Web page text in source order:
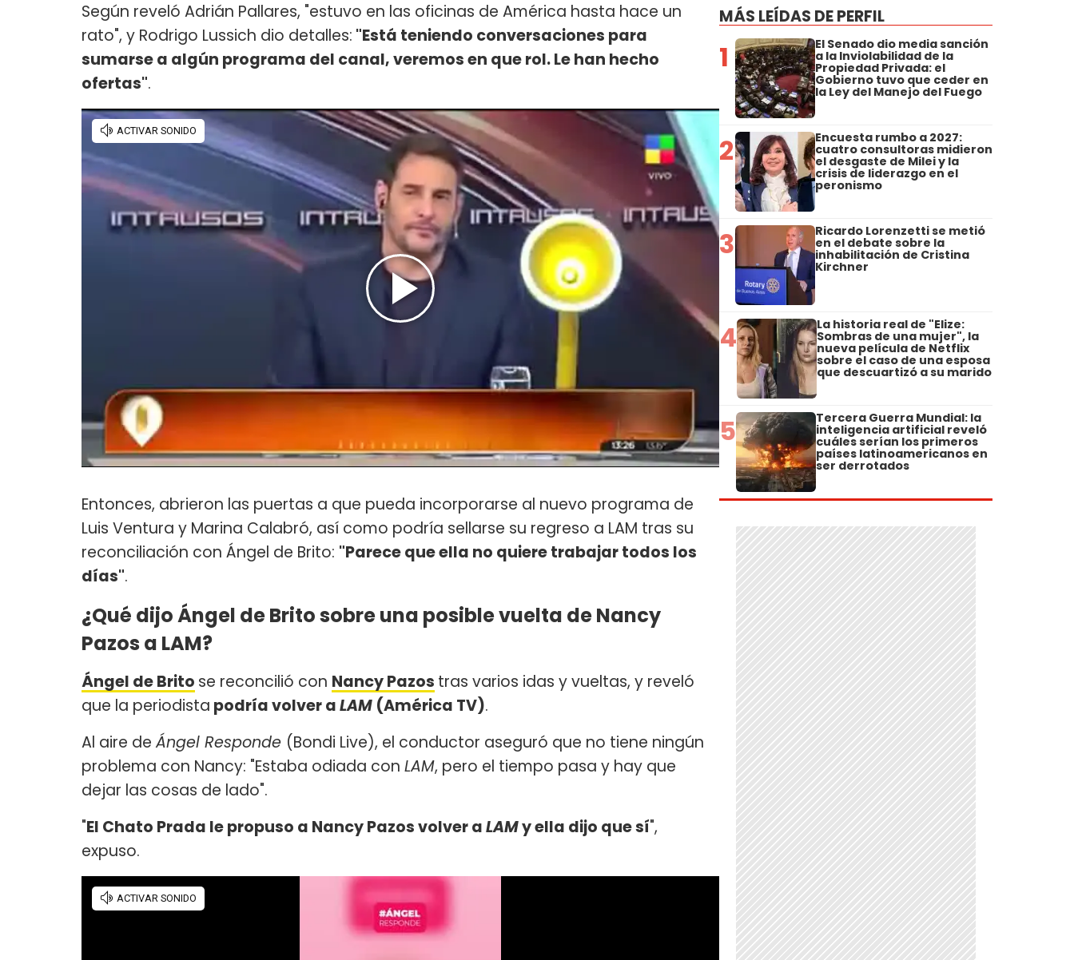
Según reveló Adrián Pallares, "estuvo en las oficinas de América hasta hace un
rato", y Rodrigo Lussich dio detalles: "Está teniendo conversaciones para
sumarse a algún programa del canal, veremos en que rol. Le han hecho
ofertas".
Entonces, abrieron las puertas a que pueda incorporarse al nuevo programa de
Luis Ventura y Marina Calabró, así como podría sellarse su regreso a LAM tras su
reconciliación con Ángel de Brito: "Parece que ella no quiere trabajar todos los
días".
¿Qué dijo Ángel de Brito sobre una posible vuelta de Nancy
Pazos a LAM?
Ángel de Brito se reconcilió con Nancy Pazos tras varios idas y vueltas, y reveló
que la periodista podría volver aLAM (América TV).
Al aire deÁngel Responde (Bondi Live), el conductor aseguró que no tiene ningún
problema con Nancy: "Estaba odiada con LAM, pero el tiempo pasa y hay que
dejar las cosas de lado".
"El Chato Prada le propuso a Nancy Pazos volver aLAMy ella dijo que sí",
expuso.
MÁS LEÍDAS DE PERFIL
1 El Senado dio media sanción
a la Inviolabilidad de la
Propiedad Privada: el
Gobierno tuvo que ceder en
la Ley del Manejo del Fuego
2 Encuesta rumbo a 2027:
cuatro consultoras midieron
el desgaste de Milei y la
crisis de liderazgo en el
peronismo
3 Ricardo Lorenzetti se metió
en el debate sobre la
inhabilitación de Cristina
Kirchner
4 La historia real de "Elize:
Sombras de una mujer", la
nueva película de Netflix
sobre el caso de una esposa
que descuartizó a su marido
5 Tercera Guerra Mundial: la
inteligencia artificial reveló
cuáles serían los primeros
países latinoamericanos en
ser derrotados